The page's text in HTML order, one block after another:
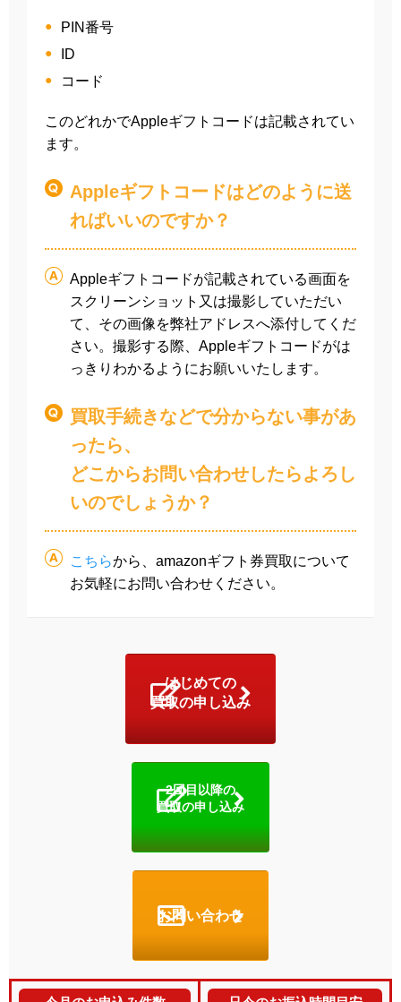
PIN番号
ID
コード
このどれかでAppleギフトコードは記載されてい
ます。
Appleギフトコードはどのように送
ればいいのですか？
Appleギフトコードが記載されている画面を
スクリーンショット又は撮影していただい
て、その画像を弊社アドレスへ添付してくだ
さい。撮影する際、Appleギフトコードがは
っきりわかるようにお願いいたします。
買取手続きなどで分からない事があ
ったら、
どこからお問い合わせしたらよろし
いのでしょうか？
こちらから、amazonギフト券買取について
お気軽にお問い合わせください。
はじめての
買取の申し込み
2回目以降の
買取の申し込み
お問い合わせ